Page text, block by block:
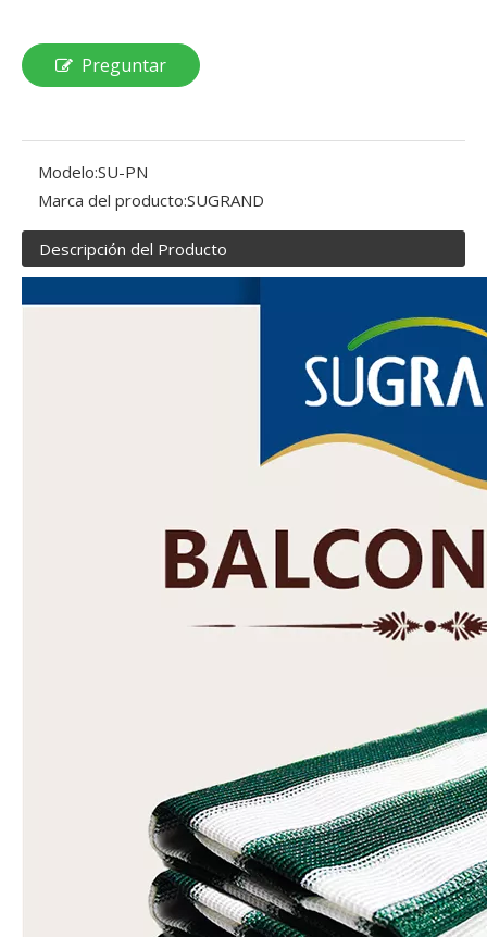
Preguntar
Modelo:SU-PN
Marca del producto:SUGRAND
Descripción del Producto